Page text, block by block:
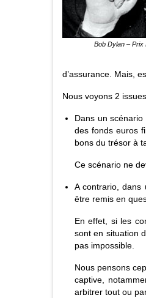
Bob Dylan – Prix
d’assurance. Mais,
Nous voyons 2
Dans un
des fonds euros
bons du trésor à
Ce scénario ne
A contrario, dans
être remis en
En effet, si les
sont en situation
pas impossible.
Nous pensons
captive,
arbitrer tout ou